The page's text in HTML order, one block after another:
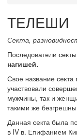
Галерея
Ссылки
Религиозные учения
8 августа
Св. Доминик,
ТЕЛЕШИ
Секта,
Последователи
нагишей.
Свое название секта
участвовали
мужчины, так и
такими же
Данная секта была
в IV в. Епифанием